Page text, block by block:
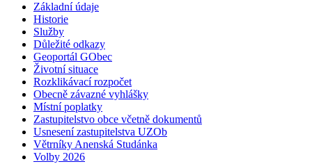
Základní údaje
Historie
Služby
Důležité odkazy
Geoportál GObec
Životní situace
Rozklikávací rozpočet
Obecně závazné vyhlášky
Místní poplatky
Zastupitelstvo obce včetně dokumentů
Usnesení zastupitelstva UZOb
Větrníky Anenská Studánka
Volby 2026